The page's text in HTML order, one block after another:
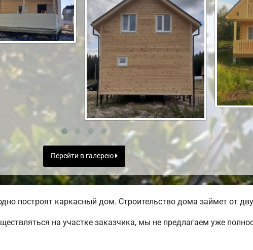
Перейти в галерею
построят каркасный дом. Строительство дома займет от
на участке заказчика, мы не предлагаем уже